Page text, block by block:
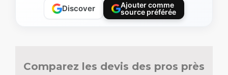
Discover
Ajouter comme
source préférée
Comparez les devis des pros près